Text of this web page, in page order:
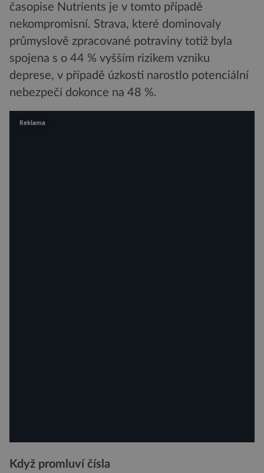
časopise Nutrients je v tomto případě
nekompromisní. Strava, které dominovaly
průmyslově zpracované potraviny totiž byla
spojena s o 44 % vyšším rizikem vzniku
deprese, v případě úzkosti narostlo potenciální
nebezpečí dokonce na 48 %.
Když promluví čísla
Reklama